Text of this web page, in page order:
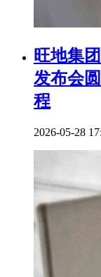
旺地集
发布会
程
2026-05-28